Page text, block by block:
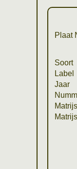
Plaat
Soort
Label
Jaar